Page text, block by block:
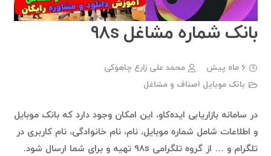
بانک شماره مشاغل 98s
6 ماه پیش
محمد علی زارع چاهوکی
بانک موبایل اصناف و مشاغل
در سامانه بازاریابی ایده‌کاو، این امکان وجود دارد که بانک موبایل
و اطلاعات شامل شماره موبایل، نام، نام خانوادگی، نام کاربری در
تلگرام و … از گروه تلگرامی 98s تهیه و برای شما ارسال شود.